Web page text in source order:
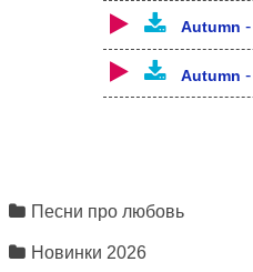
Autumn -
Autumn -
Песни про любовь
Новинки 2026